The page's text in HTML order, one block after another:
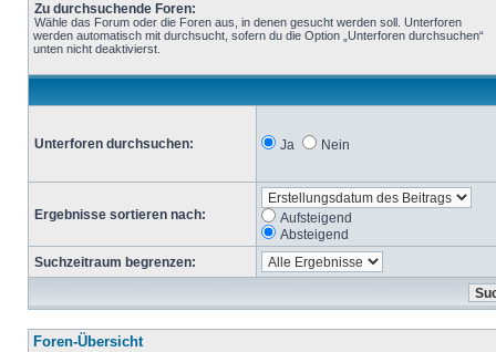
Zu durchsuchende Foren:
Wähle das Forum oder die Foren aus, in denen gesucht werden soll. Unterforen
werden automatisch mit durchsucht, sofern du die Option „Unterforen durchsuchen“
unten nicht deaktivierst.
Unterforen durchsuchen: Ja Nein
Ergebnisse sortieren nach:
Aufsteigend
Absteigend
Suchzeitraum begrenzen:
Foren-Übersicht